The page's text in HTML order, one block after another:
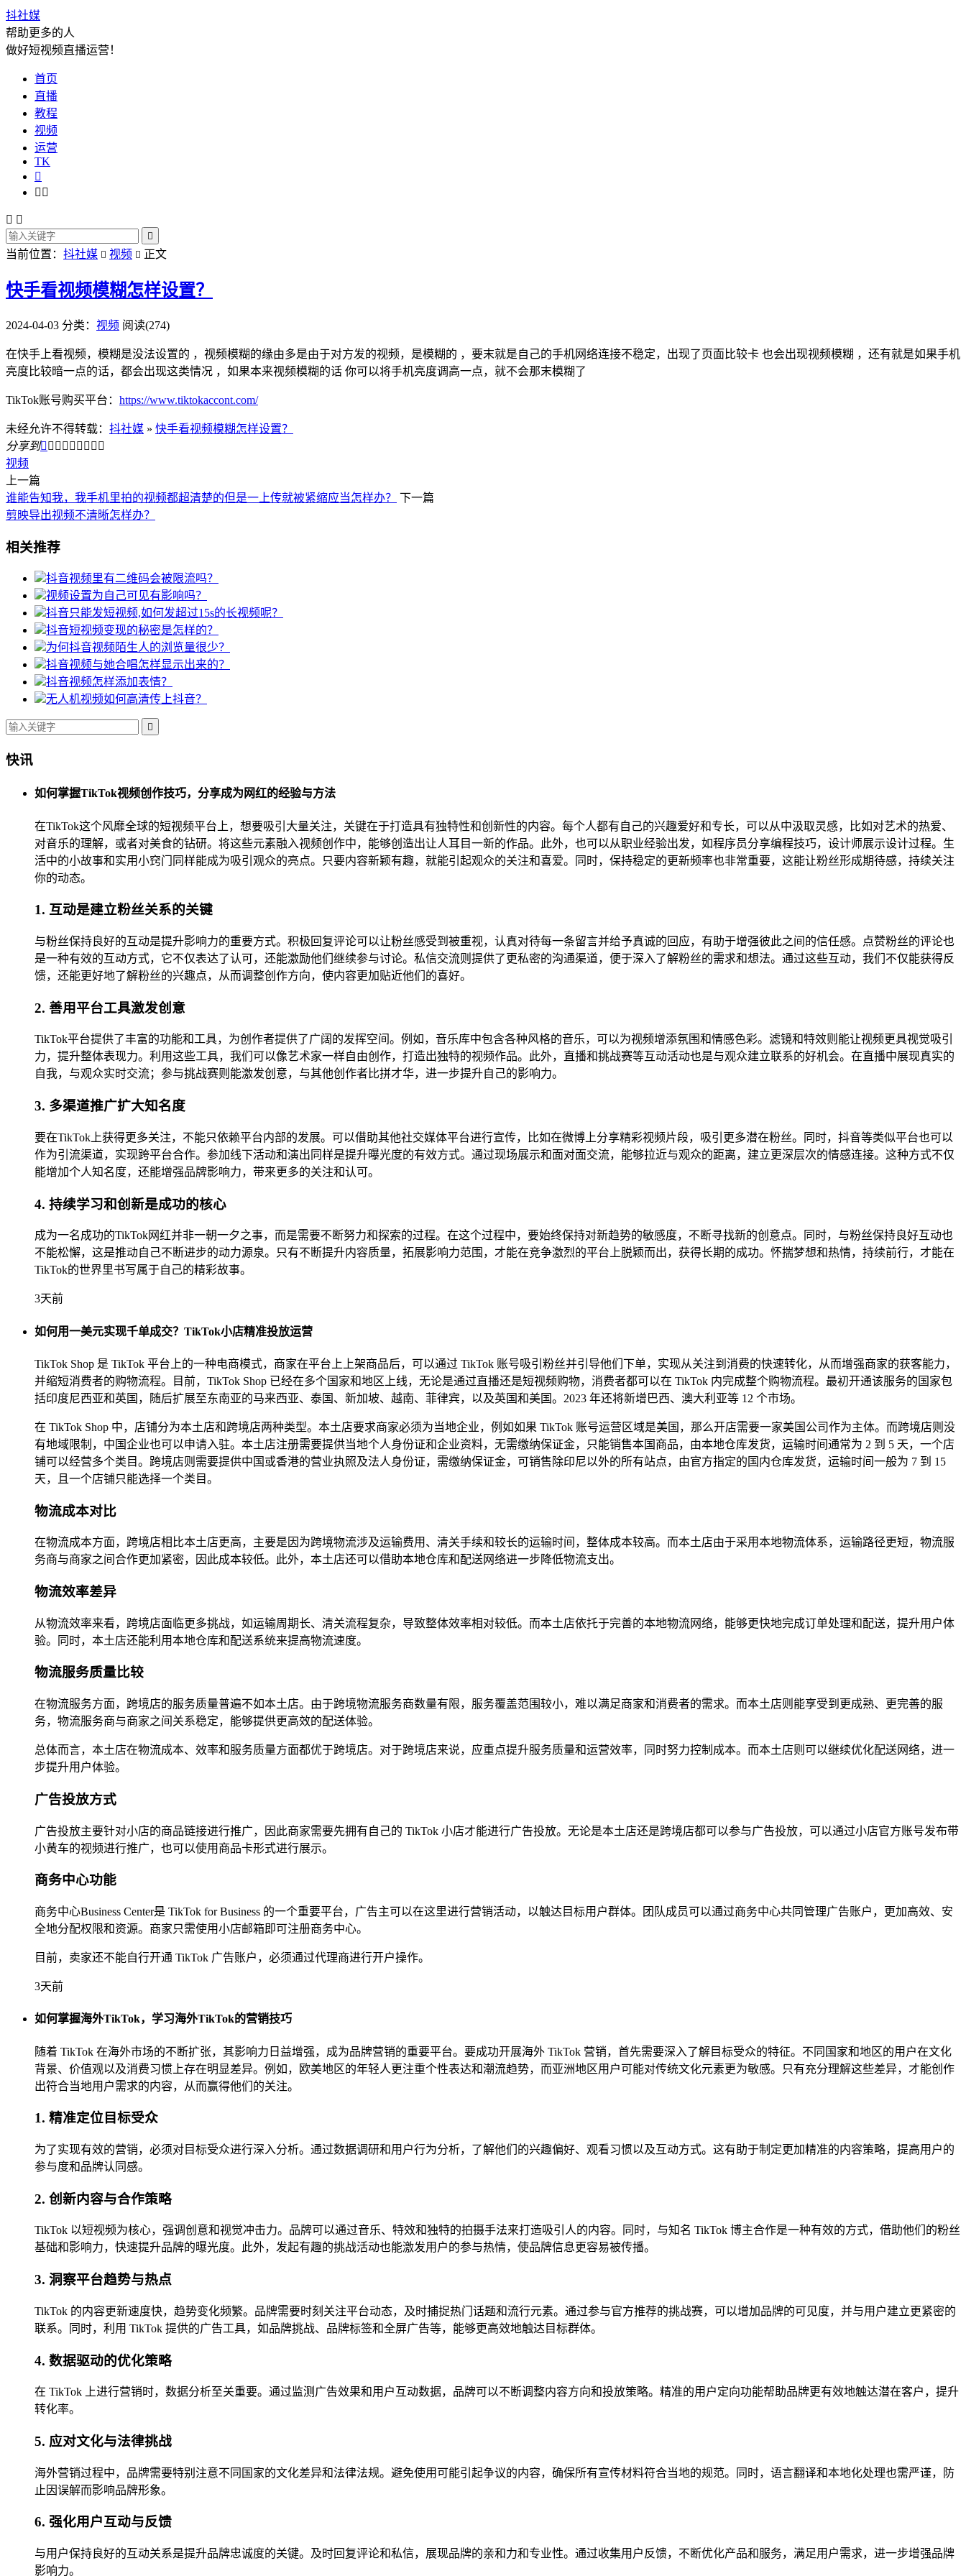
抖社媒
帮助更多的人
做好短视频直播运营！
首页
直播
教程
视频
运营
TK

 
 

当前位置： 抖社媒  视频  正文
快手看视频模糊怎样设置？
2024-04-03 分类： 视频 阅读(274)
在快手上看视频，模糊是没法设置的 ，视频模糊的缘由多是由于对方发的视频，是模糊的 ，要末就是自己的手机网络连接不稳定，出现了页面比较卡 也会出现视频模糊 ，还有就是如果手机
亮度比较暗一点的话，都会出现这类情况 ，如果本来视频模糊的话 你可以将手机亮度调高一点，就不会那末模糊了
TikTok账号购买平台： https://www.tiktokaccont.com/
未经允许不得转载： 抖社媒 » 快手看视频模糊怎样设置？
分享到        
视频
上一篇
谁能告知我，我手机里拍的视频都超清楚的但是一上传就被紧缩应当怎样办？
下一篇
剪映导出视频不清晰怎样办？
相关推荐
抖音视频里有二维码会被限流吗？
视频设置为自己可见有影响吗？
抖音只能发短视频,如何发超过15s的长视频呢？
抖音短视频变现的秘密是怎样的？
为何抖音视频陌生人的浏览量很少？
抖音视频与她合唱怎样显示出来的？
抖音视频怎样添加表情？
无人机视频如何高清传上抖音？

快讯
如何掌握TikTok视频创作技巧，分享成为网红的经验与方法
在TikTok这个风靡全球的短视频平台上，想要吸引大量关注，关键在于打造具有独特性和创新性的内容。每个人都有自己的兴趣爱好和专长，可以从中汲取灵感，比如对艺术的热爱、
对音乐的理解，或者对美食的钻研。将这些元素融入视频创作中，能够创造出让人耳目一新的作品。此外，也可以从职业经验出发，如程序员分享编程技巧，设计师展示设计过程。生
活中的小故事和实用小窍门同样能成为吸引观众的亮点。只要内容新颖有趣，就能引起观众的关注和喜爱。同时，保持稳定的更新频率也非常重要，这能让粉丝形成期待感，持续关注
你的动态。
1. 互动是建立粉丝关系的关键
与粉丝保持良好的互动是提升影响力的重要方式。积极回复评论可以让粉丝感受到被重视，认真对待每一条留言并给予真诚的回应，有助于增强彼此之间的信任感。点赞粉丝的评论也
是一种有效的互动方式，它不仅表达了认可，还能激励他们继续参与讨论。私信交流则提供了更私密的沟通渠道，便于深入了解粉丝的需求和想法。通过这些互动，我们不仅能获得反
馈，还能更好地了解粉丝的兴趣点，从而调整创作方向，使内容更加贴近他们的喜好。
2. 善用平台工具激发创意
TikTok平台提供了丰富的功能和工具，为创作者提供了广阔的发挥空间。例如，音乐库中包含各种风格的音乐，可以为视频增添氛围和情感色彩。滤镜和特效则能让视频更具视觉吸引
力，提升整体表现力。利用这些工具，我们可以像艺术家一样自由创作，打造出独特的视频作品。此外，直播和挑战赛等互动活动也是与观众建立联系的好机会。在直播中展现真实的
自我，与观众实时交流；参与挑战赛则能激发创意，与其他创作者比拼才华，进一步提升自己的影响力。
3. 多渠道推广扩大知名度
要在TikTok上获得更多关注，不能只依赖平台内部的发展。可以借助其他社交媒体平台进行宣传，比如在微博上分享精彩视频片段，吸引更多潜在粉丝。同时，抖音等类似平台也可以
作为引流渠道，实现跨平台合作。参加线下活动和演出同样是提升曝光度的有效方式。通过现场展示和面对面交流，能够拉近与观众的距离，建立更深层次的情感连接。这种方式不仅
能增加个人知名度，还能增强品牌影响力，带来更多的关注和认可。
4. 持续学习和创新是成功的核心
成为一名成功的TikTok网红并非一朝一夕之事，而是需要不断努力和探索的过程。在这个过程中，要始终保持对新趋势的敏感度，不断寻找新的创意点。同时，与粉丝保持良好互动也
不能松懈，这是推动自己不断进步的动力源泉。只有不断提升内容质量，拓展影响力范围，才能在竞争激烈的平台上脱颖而出，获得长期的成功。怀揣梦想和热情，持续前行，才能在
TikTok的世界里书写属于自己的精彩故事。
3天前
如何用一美元实现千单成交？TikTok小店精准投放运营
TikTok Shop 是 TikTok 平台上的一种电商模式，商家在平台上上架商品后，可以通过 TikTok 账号吸引粉丝并引导他们下单，实现从关注到消费的快速转化，从而增强商家的获客能力，
并缩短消费者的购物流程。目前，TikTok Shop 已经在多个国家和地区上线，无论是通过直播还是短视频购物，消费者都可以在 TikTok 内完成整个购物流程。最初开通该服务的国家包
括印度尼西亚和英国，随后扩展至东南亚的马来西亚、泰国、新加坡、越南、菲律宾，以及英国和美国。2023 年还将新增巴西、澳大利亚等 12 个市场。
在 TikTok Shop 中，店铺分为本土店和跨境店两种类型。本土店要求商家必须为当地企业，例如如果 TikTok 账号运营区域是美国，那么开店需要一家美国公司作为主体。而跨境店则没
有地域限制，中国企业也可以申请入驻。本土店注册需要提供当地个人身份证和企业资料，无需缴纳保证金，只能销售本国商品，由本地仓库发货，运输时间通常为 2 到 5 天，一个店
铺可以经营多个类目。跨境店则需要提供中国或香港的营业执照及法人身份证，需缴纳保证金，可销售除印尼以外的所有站点，由官方指定的国内仓库发货，运输时间一般为 7 到 15
天，且一个店铺只能选择一个类目。
物流成本对比
在物流成本方面，跨境店相比本土店更高，主要是因为跨境物流涉及运输费用、清关手续和较长的运输时间，整体成本较高。而本土店由于采用本地物流体系，运输路径更短，物流服
务商与商家之间合作更加紧密，因此成本较低。此外，本土店还可以借助本地仓库和配送网络进一步降低物流支出。
物流效率差异
从物流效率来看，跨境店面临更多挑战，如运输周期长、清关流程复杂，导致整体效率相对较低。而本土店依托于完善的本地物流网络，能够更快地完成订单处理和配送，提升用户体
验。同时，本土店还能利用本地仓库和配送系统来提高物流速度。
物流服务质量比较
在物流服务方面，跨境店的服务质量普遍不如本土店。由于跨境物流服务商数量有限，服务覆盖范围较小，难以满足商家和消费者的需求。而本土店则能享受到更成熟、更完善的服
务，物流服务商与商家之间关系稳定，能够提供更高效的配送体验。
总体而言，本土店在物流成本、效率和服务质量方面都优于跨境店。对于跨境店来说，应重点提升服务质量和运营效率，同时努力控制成本。而本土店则可以继续优化配送网络，进一
步提升用户体验。
广告投放方式
广告投放主要针对小店的商品链接进行推广，因此商家需要先拥有自己的 TikTok 小店才能进行广告投放。无论是本土店还是跨境店都可以参与广告投放，可以通过小店官方账号发布带
小黄车的视频进行推广，也可以使用商品卡形式进行展示。
商务中心功能
商务中心Business Center是 TikTok for Business 的一个重要平台，广告主可以在这里进行营销活动，以触达目标用户群体。团队成员可以通过商务中心共同管理广告账户，更加高效、安
全地分配权限和资源。商家只需使用小店邮箱即可注册商务中心。
目前，卖家还不能自行开通 TikTok 广告账户，必须通过代理商进行开户操作。
3天前
如何掌握海外TikTok，学习海外TikTok的营销技巧
随着 TikTok 在海外市场的不断扩张，其影响力日益增强，成为品牌营销的重要平台。要成功开展海外 TikTok 营销，首先需要深入了解目标受众的特征。不同国家和地区的用户在文化
背景、价值观以及消费习惯上存在明显差异。例如，欧美地区的年轻人更注重个性表达和潮流趋势，而亚洲地区用户可能对传统文化元素更为敏感。只有充分理解这些差异，才能创作
出符合当地用户需求的内容，从而赢得他们的关注。
1. 精准定位目标受众
为了实现有效的营销，必须对目标受众进行深入分析。通过数据调研和用户行为分析，了解他们的兴趣偏好、观看习惯以及互动方式。这有助于制定更加精准的内容策略，提高用户的
参与度和品牌认同感。
2. 创新内容与合作策略
TikTok 以短视频为核心，强调创意和视觉冲击力。品牌可以通过音乐、特效和独特的拍摄手法来打造吸引人的内容。同时，与知名 TikTok 博主合作是一种有效的方式，借助他们的粉丝
基础和影响力，快速提升品牌的曝光度。此外，发起有趣的挑战活动也能激发用户的参与热情，使品牌信息更容易被传播。
3. 洞察平台趋势与热点
TikTok 的内容更新速度快，趋势变化频繁。品牌需要时刻关注平台动态，及时捕捉热门话题和流行元素。通过参与官方推荐的挑战赛，可以增加品牌的可见度，并与用户建立更紧密的
联系。同时，利用 TikTok 提供的广告工具，如品牌挑战、品牌标签和全屏广告等，能够更高效地触达目标群体。
4. 数据驱动的优化策略
在 TikTok 上进行营销时，数据分析至关重要。通过监测广告效果和用户互动数据，品牌可以不断调整内容方向和投放策略。精准的用户定向功能帮助品牌更有效地触达潜在客户，提升
转化率。
5. 应对文化与法律挑战
海外营销过程中，品牌需要特别注意不同国家的文化差异和法律法规。避免使用可能引起争议的内容，确保所有宣传材料符合当地的规范。同时，语言翻译和本地化处理也需严谨，防
止因误解而影响品牌形象。
6. 强化用户互动与反馈
与用户保持良好的互动关系是提升品牌忠诚度的关键。及时回复评论和私信，展现品牌的亲和力和专业性。通过收集用户反馈，不断优化产品和服务，满足用户需求，进一步增强品牌
影响力。